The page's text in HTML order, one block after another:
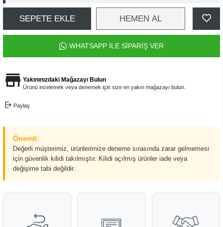
SEPETE EKLE HEMEN AL
WHATSAPP İLE SİPARİŞ VER
Yakınınızdaki Mağazayı Bulun
Ürünü incelemek veya denemek için size en yakın mağazayı bulun.
Paylaş
Önemli:
Değerli müşterimiz, ürünlerimize deneme sırasında zarar gelmemesi
için güvenlik kilidi takılmıştır. Kilidi açılmış ürünler iade veya
değişime tabi değildir.